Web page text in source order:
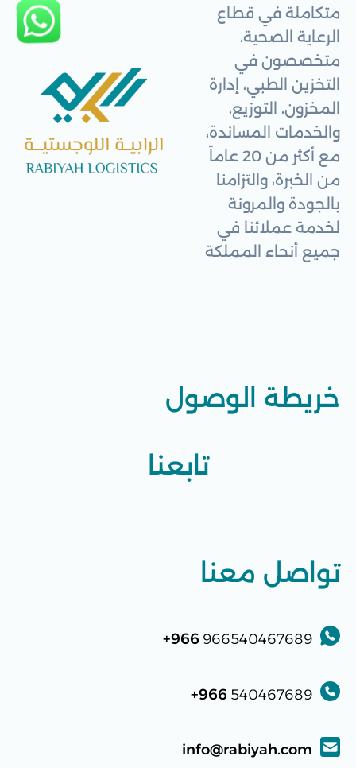
متكاملة في قطاع
الرعاية الصحية،
متخصصون في
التخزين الطبي، إدارة
المخزون، التوزيع،
والخدمات المساندة،
مع أكثر من 20 عاماً
من الخبرة، والتزامنا
بالجودة والمرونة
لخدمة عملائنا في
جميع أنحاء المملكة
تواصل معنا
966540467689
966+
540467689
966+
info@rabiyah.com
تابعنا
خريطة الوصول